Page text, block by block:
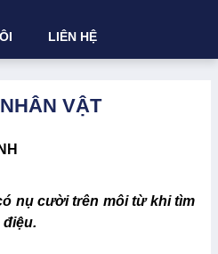
LIÊN HỆ
VẬT
nụ cười trên môi từ khi tìm